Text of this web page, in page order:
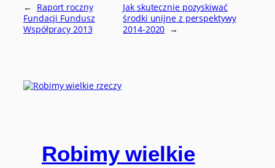
← Raport roczny
Fundacji Fundusz
Współpracy 2013
Jak skutecznie pozyskiwać
środki unijne z perspektywy
2014-2020 →
Robimy wielkie